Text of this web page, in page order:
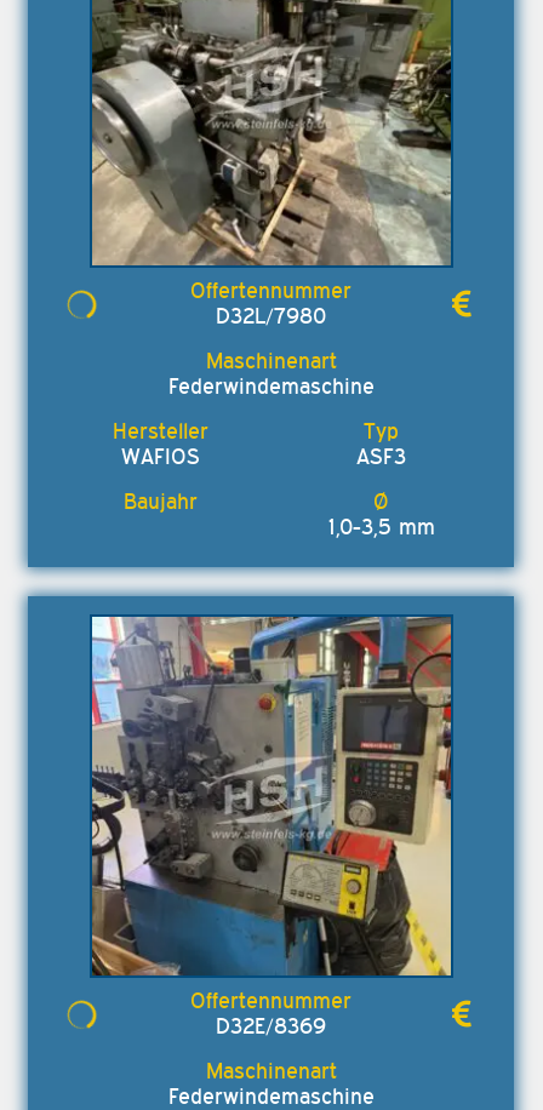
D32L/7980
Federwindemaschine
WAFIOS ASF3
1,0-3,5 mm
D32E/8369
Federwindemaschine